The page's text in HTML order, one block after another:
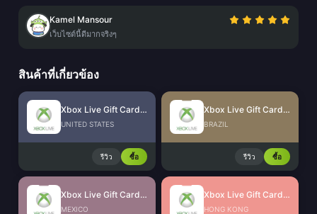
Kamel Mansour
เว็บไซต์นี้ดีมากจริงๆ
สินค้าที่เกี่ยวข้อง
Xbox Live Gift Card (US)
UNITED STATES
รีวิว ซื้อ
Xbox Live Gift Card (BR)
BRAZIL
รีวิว ซื้อ
Xbox Live Gift Card (MX)
MEXICO
Xbox Live Gift Card (HK)
HONG KONG